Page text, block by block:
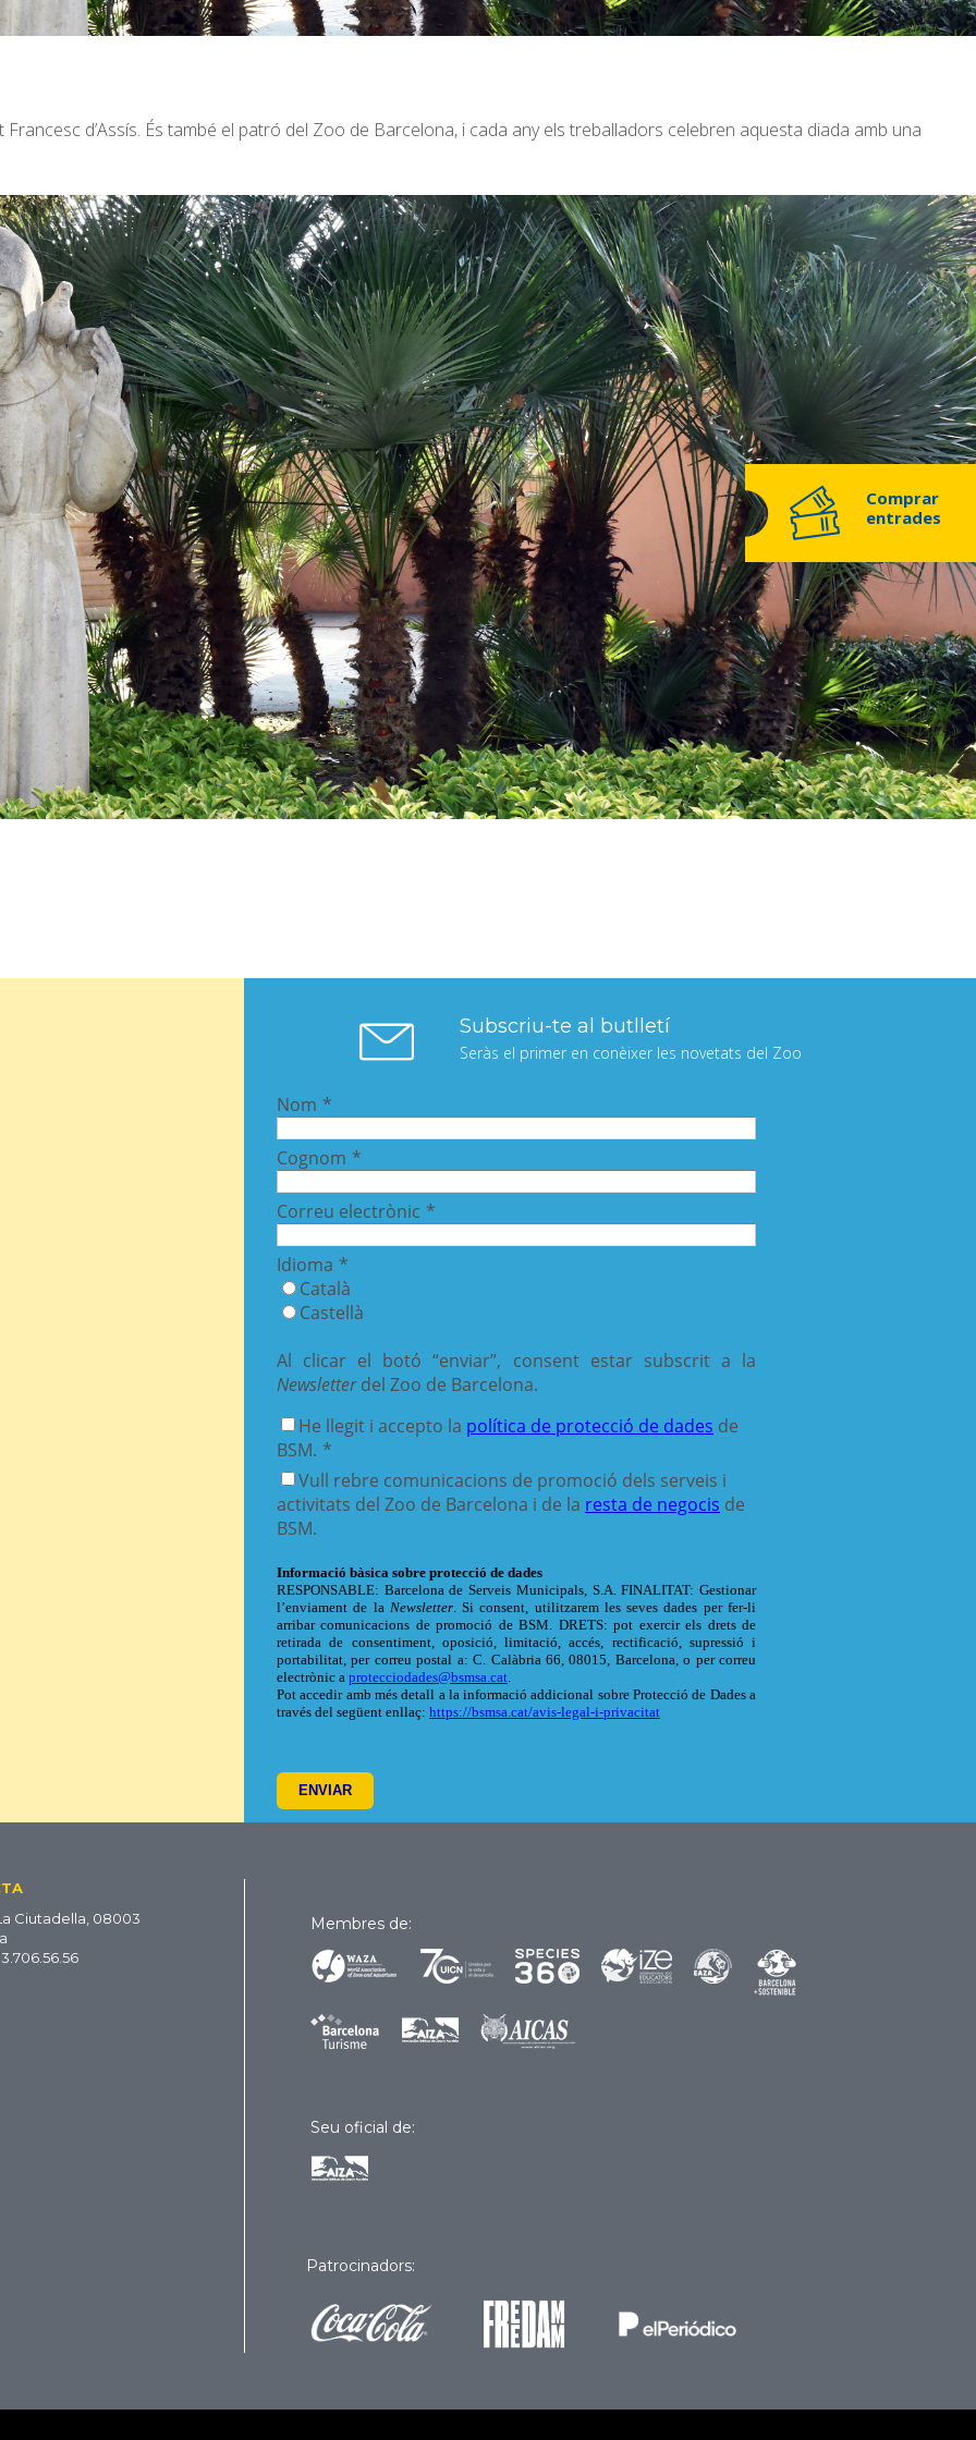
Comprar
entrades
d’Assís. És també el patró del Zoo de Barcelona, i cada any els treballadors celebren aquesta diada amb una
Subscriu-te al butlletí
Seràs el primer en conèixer les novetats del Zoo
Ciutadella, 08003
Membres de:
Seu oficial de:
Patrocinadors: